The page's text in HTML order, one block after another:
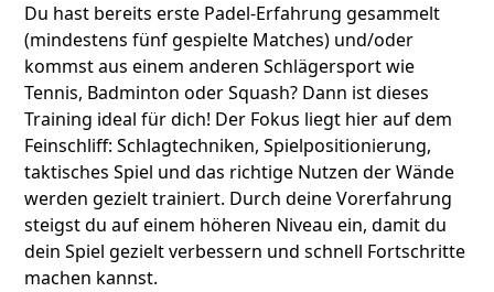
Du hast bereits erste Padel-Erfahrung gesammelt
(mindestens fünf gespielte Matches) und/oder
kommst aus einem anderen Schlägersport wie
Tennis, Badminton oder Squash? Dann ist dieses
Training ideal für dich! Der Fokus liegt hier auf dem
Feinschliff: Schlagtechniken, Spielpositionierung,
taktisches Spiel und das richtige Nutzen der Wände
werden gezielt trainiert. Durch deine Vorerfahrung
steigst du auf einem höheren Niveau ein, damit du
dein Spiel gezielt verbessern und schnell Fortschritte
machen kannst.